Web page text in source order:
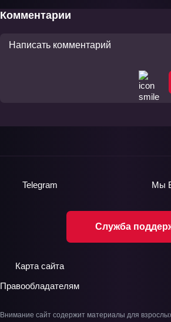
Комментарии
Служба
Telegram Мы
Карта сайта
Правообладателям
Внимание сайт содержит материалы для